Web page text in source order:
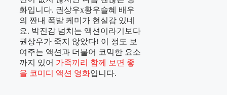
화입니다. 권상우x황우슬혜 배우
의 짠내 폭발 케미가 현실감 있네
요. 박진감 넘치는 액션이라기보다
권상우가 죽지 않았다! 이 정도 보
여주는 액션과 더불어 코믹한 요소
까지 있어 가족끼리 함께 보면 좋
을 코미디 액션 영화입니다.